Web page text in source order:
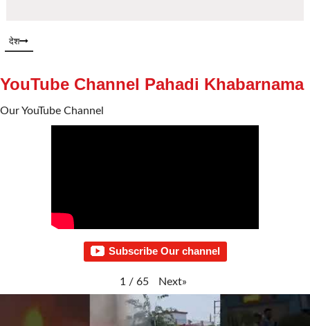
देश
YouTube Channel Pahadi Khabarnama
Our YouTube Channel
Subscribe Our channel
1 / 65 Next»